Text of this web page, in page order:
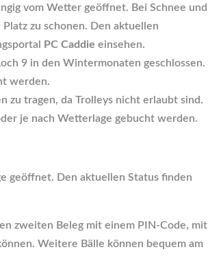
vom Wetter geöffnet. Bei Schnee und
zu schonen. Den aktuellen
PC Caddie einsehen.
9 in den Wintermonaten geschlossen.
werden.
zu tragen, da Trolleys nicht erlaubt sind.
je nach Wetterlage gebucht werden.
geöffnet. Den aktuellen Status finden
zweiten Beleg mit einem PIN-Code, mit
Weitere Bälle können bequem am